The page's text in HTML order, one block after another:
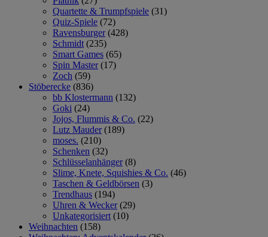
Quartette & Trumpfspiele (31)
Quiz-Spiele (72)
Ravensburger (428)
Schmidt (235)
Smart Games (65)
Spin Master (17)
Zoch (59)
Stöberecke (836)
bb Klostermann (132)
Goki (24)
Jojos, Flummis & Co. (22)
Lutz Mauder (189)
moses. (210)
Schenken (32)
Schlüsselanhänger (8)
Slime, Knete, Squishies & Co. (46)
Taschen & Geldbörsen (3)
Trendhaus (194)
Uhren & Wecker (29)
Unkategorisiert (10)
Weihnachten (158)